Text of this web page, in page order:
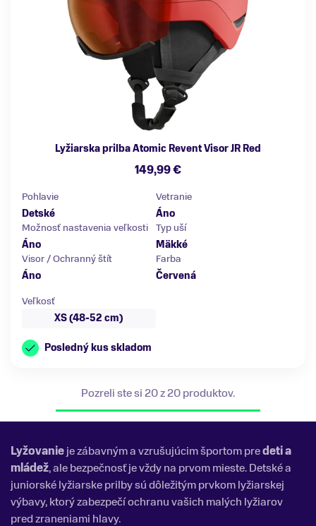
Lyžiarska prilba Atomic Revent Visor JR Red
149,99 €
Pohlavie
Detské
Vetranie
Áno
Možnosť nastavenia veľkosti
Áno
Typ uší
Mäkké
Visor / Ochranný štít
Áno
Farba
Červená
Veľkosť
XS (48-52 cm)
Posledný kus skladom
Pozreli ste si 20 z 20 produktov.
Lyžovanieje zábavným a vzrušujúcim športom predeti a
mládež, ale bezpečnosť je vždy na prvom mieste. Detské a
juniorské lyžiarske prilby sú dôležitým prvkom lyžiarskej
výbavy, ktorý zabezpečí ochranu vašich malých lyžiarov
pred zraneniami hlavy.